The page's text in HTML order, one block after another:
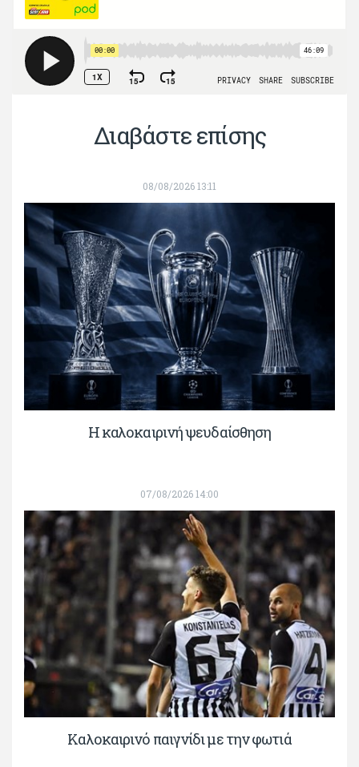
Διαβάστε επίσης
08/08/2026 13:11
Η καλοκαιρινή ψευδαίσθηση
07/08/2026 14:00
Καλοκαιρινό παιγνίδι με την φωτιά